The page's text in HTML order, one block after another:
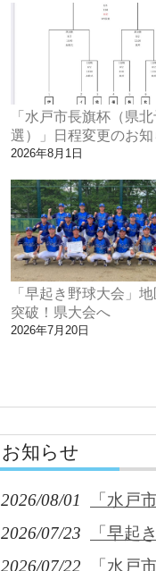
「水戸市長旗杯（県北
選）」日程変更のお
2026年8月1日
「早起き野球大会」
突破！県大会へ
2026年7月20日
お知らせ
2026/08/01
「水戸
2026/07/23
「早起
2026/07/22
「水戸